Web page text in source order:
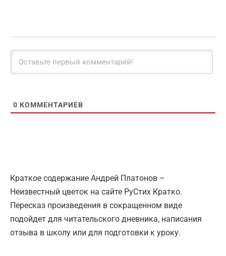
0 КОММЕНТАРИЕВ
Краткое содержание Андрей Платонов –
Неизвестный цветок на сайте РуСтих Кратко.
Пересказ произведения в сокращенном виде
подойдет для читательского дневника, написания
отзыва в школу или для подготовки к уроку.